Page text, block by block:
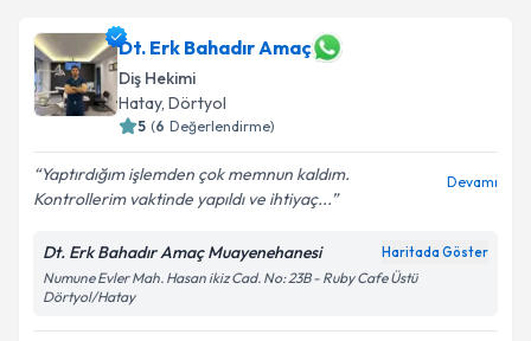
Dt. Erk Bahadır Amaç
Diş Hekimi
Hatay, Dörtyol
5 (6 Değerlendirme)
Yaptırdığım işlemden çok memnun kaldım.
Kontrollerim vaktinde yapıldı ve ihtiyaç...
Devamı
Dt. Erk Bahadır Amaç Muayenehanesi Haritada Göster
Numune Evler Mah. Hasan ikiz Cad. No: 23B - Ruby Cafe Üstü
Dörtyol/Hatay